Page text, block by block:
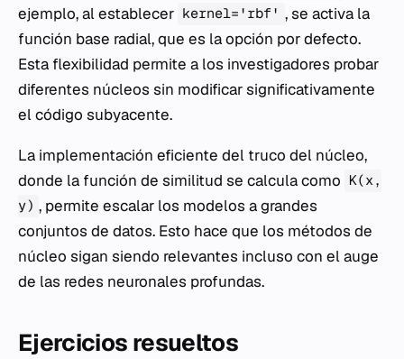
ejemplo, al establecer kernel='rbf' , se activa la
función base radial, que es la opción por defecto.
Esta flexibilidad permite a los investigadores probar
diferentes núcleos sin modificar significativamente
el código subyacente.
La implementación eficiente del truco del núcleo,
donde la función de similitud se calcula como K(x,
y) , permite escalar los modelos a grandes
conjuntos de datos. Esto hace que los métodos de
núcleo sigan siendo relevantes incluso con el auge
de las redes neuronales profundas.
Ejercicios resueltos